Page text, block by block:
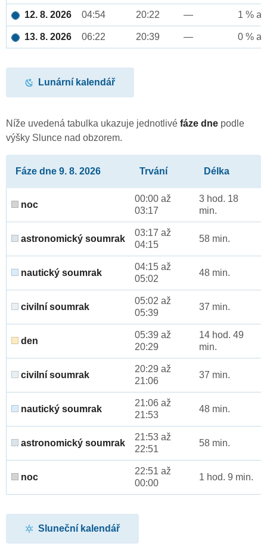
12. 8. 2026 04:54 20:22 — 1 %
13. 8. 2026 06:22 20:39 — 0 %
Lunární kalendář
Níže uvedená tabulka ukazuje jednotlivé fáze dne podle
výšky Slunce nad obzorem.
Fáze dne 9. 8. 2026 Trvání Délka
noc
00:00 až
03:17
3 hod. 18
min.
astronomický soumrak
03:17 až
04:15
58 min.
nautický soumrak
04:15 až
05:02
48 min.
civilní soumrak
05:02 až
05:39
37 min.
den
05:39 až
20:29
14 hod. 49
min.
civilní soumrak
20:29 až
21:06
37 min.
nautický soumrak
21:06 až
21:53
48 min.
astronomický soumrak
21:53 až
22:51
58 min.
noc
22:51 až
00:00
1 hod. 9 min.
Sluneční kalendář